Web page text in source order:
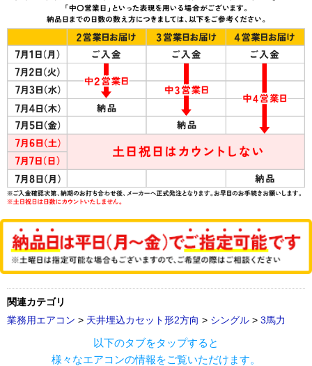
関連カテゴリ
業務用エアコン > 天井埋込カセット形2方向 > シングル > 3馬力
以下のタブをタップすると
様々なエアコンの情報をご覧いただけます。